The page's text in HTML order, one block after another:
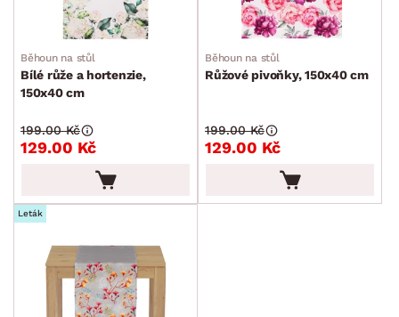
Běhoun na stůl
Bílé růže a hortenzie,
150x40 cm
129.00 Kč
199.00 Kč
Běhoun na stůl
Růžové pivoňky, 150x40 cm
129.00 Kč
199.00 Kč
Leták